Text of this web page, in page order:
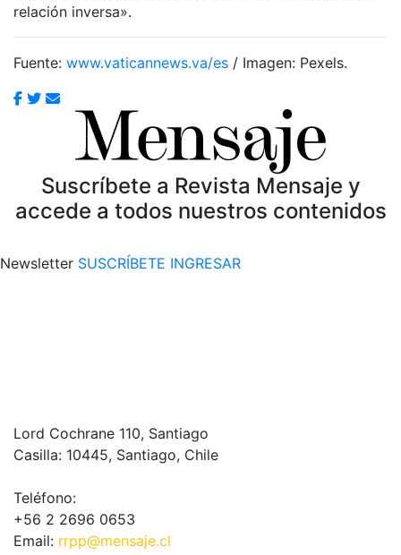
relación inversa».
Fuente: www.vaticannews.va/es / Imagen: Pexels.
Suscríbete a Revista Mensaje y
accede a todos nuestros contenidos
Newsletter SUSCRÍBETE INGRESAR
Lord Cochrane 110, Santiago
Casilla: 10445, Santiago, Chile
Teléfono:
+56 2 2696 0653
Email: rrpp@mensaje.cl